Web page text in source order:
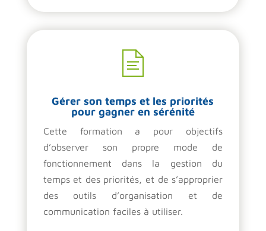
Gérer son temps et les priorités
pour gagner en sérénité
Cette formation a pour objectifs
d’observer son propre mode de
fonctionnement dans la gestion du
temps et des priorités, et de s’approprier
des outils d’organisation et de
communication faciles à utiliser.